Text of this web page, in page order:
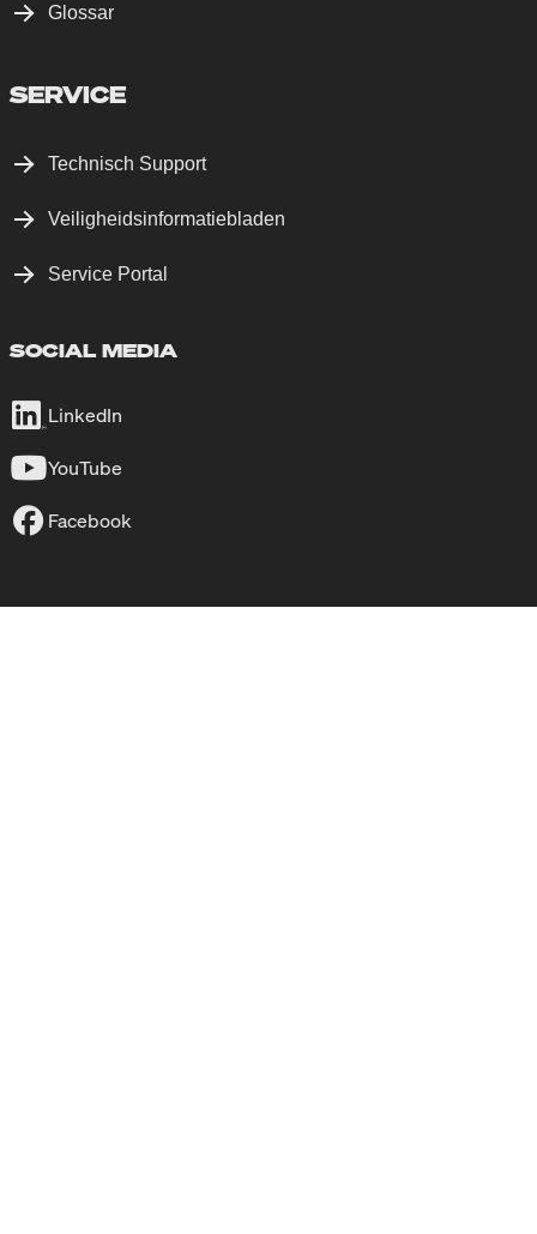
Glossar
SERVICE
Technisch Support
Veiligheidsinformatiebladen
Service Portal
SOCIAL MEDIA
LinkedIn
YouTube
Facebook